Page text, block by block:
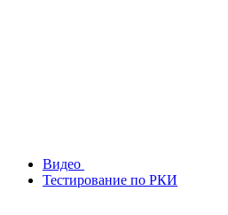
Видео
Тестирование по РКИ